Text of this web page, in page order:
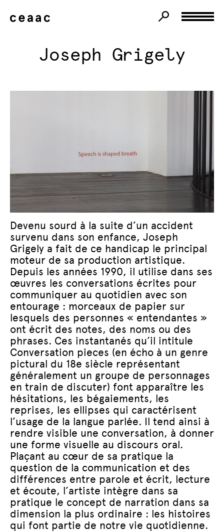
Joseph Grigely
Devenu sourd à la suite d’un accident
survenu dans son enfance, Joseph
Grigely a fait de ce handicap le principal
moteur de sa production artistique.
Depuis les années 1990, il utilise dans ses
œuvres les conversations écrites pour
communiquer au quotidien avec son
entourage : morceaux de papier sur
lesquels des personnes « entendantes »
ont écrit des notes, des noms ou des
phrases. Ces instantanés qu’il intitule
Conversation pieces (en écho à un genre
pictural du 18e siècle représentant
généralement un groupe de personnages
en train de discuter) font apparaître les
hésitations, les bégaiements, les
reprises, les ellipses qui caractérisent
l’usage de la langue parlée. Il tend ainsi à
rendre visible une conversation, à donner
une forme visuelle au discours oral.
Plaçant au cœur de sa pratique la
question de la communication et des
différences entre parole et écrit, lecture
et écoute, l’artiste intègre dans sa
pratique le concept de narration dans sa
dimension la plus ordinaire : les histoires
qui font partie de notre vie quotidienne.